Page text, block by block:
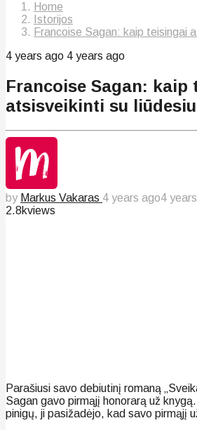
Home
Istorijos
Francoise Sagan: kaip teisingai
4 years ago 4 years ago
Francoise Sagan: kaip
atsisveikinti su liūdesiu
by Markus Vakaras 4 years ago4
2.8kviews
Parašiusi savo debiutinį romaną
Sagan gavo pirmąjį honorarą už
pinigų, ji pasižadėjo, kad savo pirmąjį